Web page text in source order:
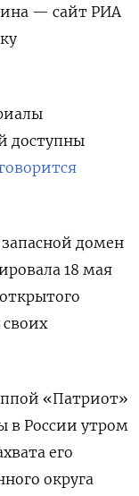
— сайт РИА
доступны
домен
18 мая
«Патриот»
в России утром
его
округа